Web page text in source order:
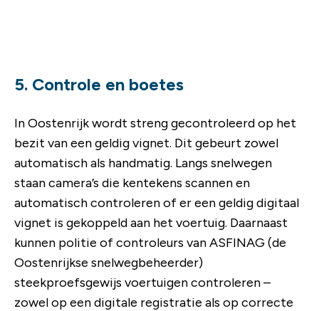
5. Controle en boetes
In Oostenrijk wordt streng gecontroleerd op het
bezit van een geldig vignet. Dit gebeurt zowel
automatisch als handmatig. Langs snelwegen
staan camera’s die kentekens scannen en
automatisch controleren of er een geldig digitaal
vignet is gekoppeld aan het voertuig. Daarnaast
kunnen politie of controleurs van ASFINAG (de
Oostenrijkse snelwegbeheerder)
steekproefsgewijs voertuigen controleren –
zowel op een digitale registratie als op correcte